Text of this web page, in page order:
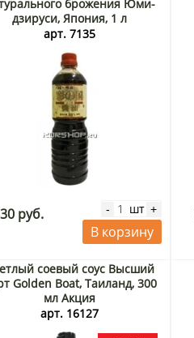
брожения Юми-
дзируси, Япония, 1 л
арт. 7135
руб. - шт +
В корзину
соевый соус Высший
Golden Boat, Таиланд, 300
мл Акция
арт. 16127